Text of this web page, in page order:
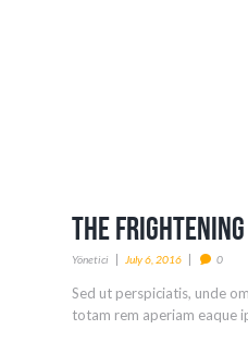
The
Yönetici July 6, 2016 0
Sed ut perspiciatis, unde
totam rem aperiam eaque